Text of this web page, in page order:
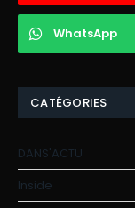
WhatsApp
CATÉGORIES
DANS'ACTU
Inside